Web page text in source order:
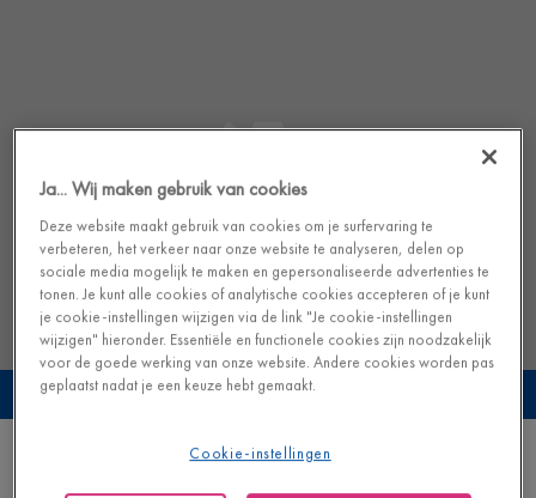
Bekijk deze vloer in je eigen interieur
Wit Carrara-marmer
Ja... Wij maken gebruik van cookies
Deze website maakt gebruik van cookies om je surfervaring te
verbeteren, het verkeer naar onze website te analyseren, delen op
sociale media mogelijk te maken en gepersonaliseerde advertenties te
tonen. Je kunt alle cookies of analytische cookies accepteren of je kunt
je cookie-instellingen wijzigen via de link "Je cookie-instellingen
wijzigen" hieronder. Essentiële en functionele cookies zijn noodzakelijk
voor de goede werking van onze website. Andere cookies worden pas
geplaatst nadat je een keuze hebt gemaakt.
Cookie-instellingen